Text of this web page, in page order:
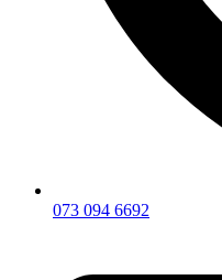
073 094 6692